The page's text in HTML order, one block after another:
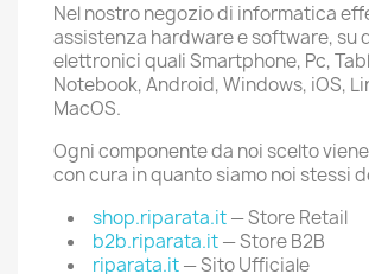
Nel nostro negozio di informatica
assistenza hardware e software, su
elettronici quali Smartphone, Pc,
Notebook, Android, Windows, iOS,
MacOS.
Ogni componente da noi scelto
con cura in quanto siamo noi stessi
shop.riparata.it— Store Retail
b2b.riparata.it— Store B2B
riparata.it— Sito Ufficiale